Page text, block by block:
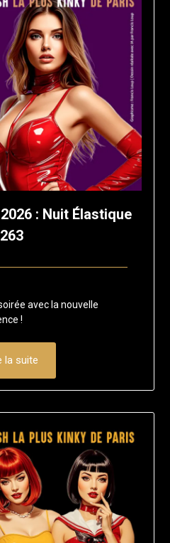
: Nuit Élastique
263
20
juillet
2025
loupavec la nouvelle
!
la suite